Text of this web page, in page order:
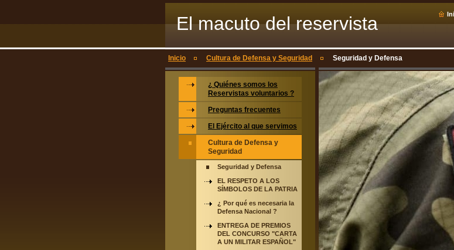
El macuto del reservista
voluntario
Inicio Cultura de Defensa y Seguridad Seguridad y Defensa
¿ Quiénes somos los
Reservistas voluntarios ?
Preguntas frecuentes
El Ejército al que servimos
Cultura de Defensa y
Seguridad
Seguridad y Defensa
EL RESPETO A LOS
SÍMBOLOS DE LA PATRIA
¿ Por qué es necesaria la
Defensa Nacional ?
ENTREGA DE PREMIOS
DEL CONCURSO "CARTA
A UN MILITAR ESPAÑOL"